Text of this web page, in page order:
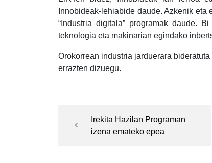
Innobideak-lehiabide daude. Azkenik eta
“Industria digitala” programak daude.
teknologia eta makinarian egindako
Orokorrean industria jarduerara bideratuta
errazten dizuegu.
navigation
Irekita Hazilan Programan
izena emateko epea